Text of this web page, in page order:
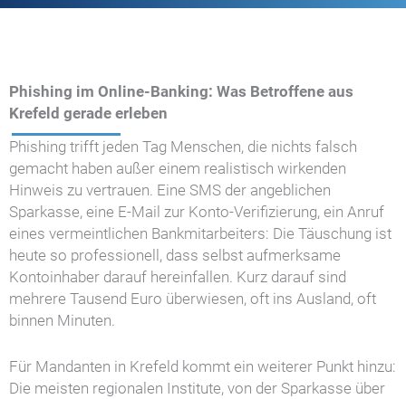
Phishing im Online-Banking: Was Betroffene aus
Krefeld gerade erleben
Phishing trifft jeden Tag Menschen, die nichts falsch
gemacht haben außer einem realistisch wirkenden
Hinweis zu vertrauen. Eine SMS der angeblichen
Sparkasse, eine E-Mail zur Konto-Verifizierung, ein Anruf
eines vermeintlichen Bankmitarbeiters: Die Täuschung ist
heute so professionell, dass selbst aufmerksame
Kontoinhaber darauf hereinfallen. Kurz darauf sind
mehrere Tausend Euro überwiesen, oft ins Ausland, oft
binnen Minuten.
Für Mandanten in Krefeld kommt ein weiterer Punkt hinzu:
Die meisten regionalen Institute, von der Sparkasse über